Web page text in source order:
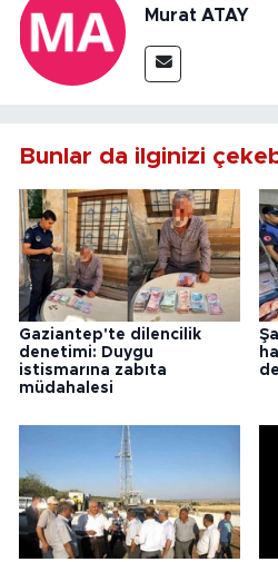
Murat ATAY
Bunlar da ilginizi
Gaziantep'te dilencilik
denetimi: Duygu
istismarına zabıta
müdahalesi